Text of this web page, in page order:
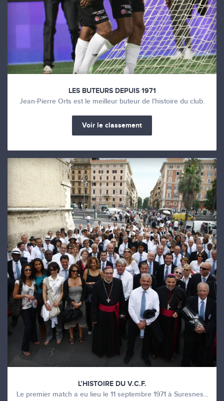
LES BUTEURS DEPUIS 1971
Jean-Pierre Orts est le meilleur buteur de l'histoire du club.
Voir le classement
L’HISTOIRE DU V.C.F.
Le premier match a eu lieu le 11 septembre 1971 à Suresnes...